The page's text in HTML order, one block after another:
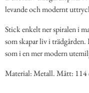
levande och modernt
Stick enkelt ner spiralen i
som skapar liv i trädgården.
som i en mer modern
Material: Metall. Mått: 114